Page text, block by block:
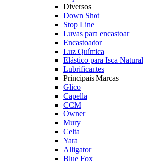
Diversos
Down Shot
Stop Line
Luvas para encastoar
Encastoador
Luz Química
Elástico para Isca Natural
Lubrificantes
Principais Marcas
Glico
Capella
CCM
Owner
Mury
Celta
Yara
Alligator
Blue Fox